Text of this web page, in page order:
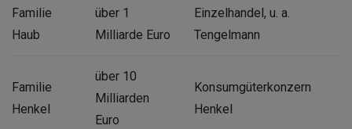
Familie
Haub
über 1
Milliarde Euro
Einzelhandel, u. a.
Tengelmann
Familie
Henkel
über 10
Milliarden
Euro
Konsumgüterkonzern
Henkel